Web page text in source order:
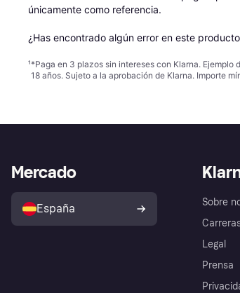
únicamente como referencia.
¿Has encontrado algún error en este
¹*Paga en 3 plazos sin intereses con Klarna. Ejemplo
18 años. Sujeto a la aprobación de Klarna. Importe
Sobre
Legal
Prensa
Mercado
España